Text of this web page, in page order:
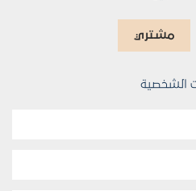
مشتري
الشخصية